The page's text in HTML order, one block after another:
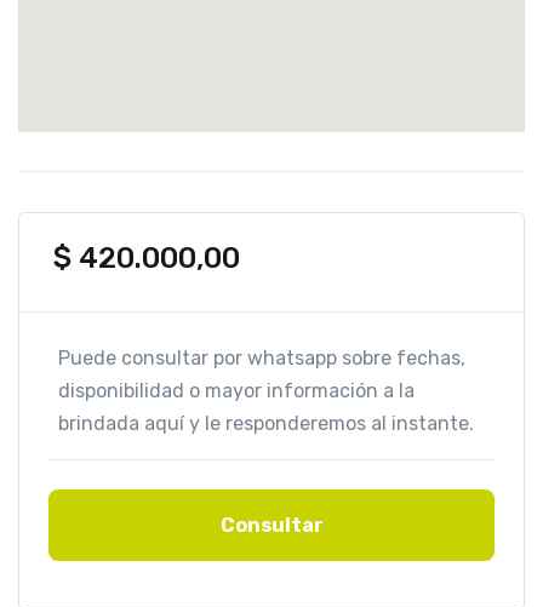
$ 420.000,00
Consultar